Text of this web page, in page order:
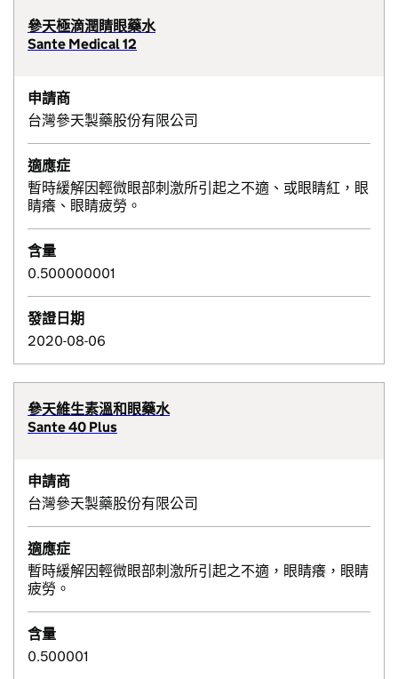
參天極滴潤睛眼藥水
Sante Medical 12
申請商
台灣參天製藥股份有限公司
適應症
暫時緩解因輕微眼部刺激所引起之不適、或眼睛紅，眼
睛癢、眼睛疲勞。
含量
0.500000001
發證日期
2020-08-06
參天維生素溫和眼藥水
Sante 40 Plus
申請商
台灣參天製藥股份有限公司
適應症
暫時緩解因輕微眼部刺激所引起之不適，眼睛癢，眼睛
疲勞。
含量
0.500001